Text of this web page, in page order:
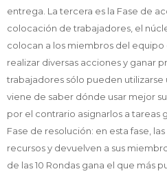
entrega. La tercera es la Fase de
colocación de trabajadores, el
colocan a los miembros del
realizar diversas acciones y ganar
trabajadores sólo pueden utilizarse
viene de saber dónde usar mejor
por el contrario asignarlos a tareas
Fase de resolución: en esta fase,
recursos y devuelven a sus
de las 10 Rondas gana el que más